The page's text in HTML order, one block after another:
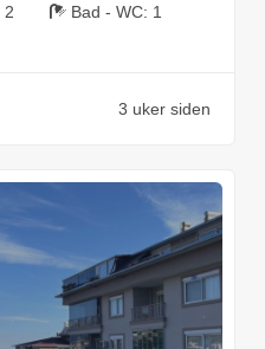
2 Bad - WC: 1
3 uker siden